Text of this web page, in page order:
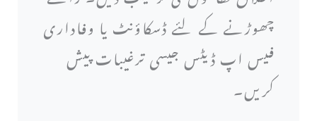
چھوڑنے کے لئے ڈسکاؤنٹ یا وفاداری
فیس اپ ڈیٹس جیسی ترغیبات پیش
کریں۔